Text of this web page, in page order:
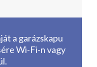
a garázskapu
Wi-Fi-n vagy